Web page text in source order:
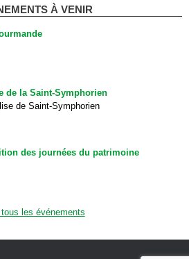
À VENIR
de la Saint-Symphorien
de Saint-Symphorien
des journées du patrimoine
tous les événements